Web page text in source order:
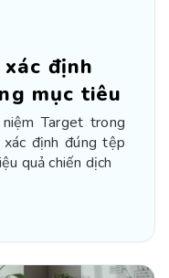
định
mục tiêu
Target trong
định đúng tệp
quả chiến dịch